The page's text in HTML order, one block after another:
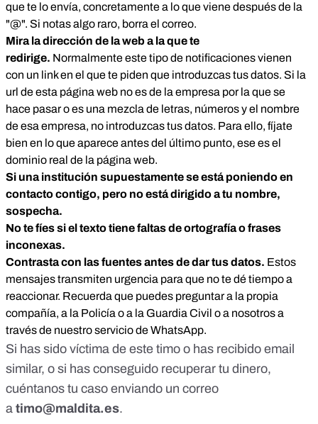
que te lo envía, concretamente a lo que viene después de la
"@". Si notas algo raro, borra el correo.
Mira la dirección de la web a la que te
redirige. Normalmente este tipo de notificaciones vienen
con un link en el que te piden que introduzcas tus datos. Si la
url de esta página web no es de la empresa por la que se
hace pasar o es una mezcla de letras, números y el nombre
de esa empresa, no introduzcas tus datos. Para ello, fíjate
bien en lo que aparece antes del último punto, ese es el
dominio real de la página web.
Si una institución supuestamente se está poniendo en
contacto contigo, pero no está dirigido a tu nombre,
sospecha.
No te fíes si el texto tiene faltas de ortografía o frases
inconexas.
Contrasta con las fuentes antes de dar tus datos. Estos
mensajes transmiten urgencia para que no te dé tiempo a
reaccionar. Recuerda que puedes preguntar a la propia
compañía, a la Policía o a la Guardia Civil o a nosotros a
través de nuestro servicio de WhatsApp.
Si has sido víctima de este timo o has recibido email
similar, o si has conseguido recuperar tu dinero,
cuéntanos tu caso enviando un correo
a timo@maldita.es.